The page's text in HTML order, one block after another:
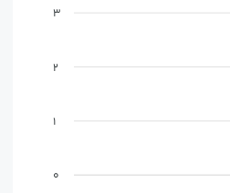
3
2
1
0